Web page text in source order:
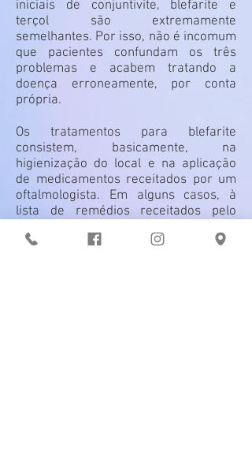
iniciais de conjuntivite, blefarite e
terçol são extremamente
semelhantes. Por isso, não é incomum
que pacientes confundam os três
problemas e acabem tratando a
doença erroneamente, por conta
própria.
Os tratamentos para blefarite
consistem, basicamente, na
higienização do local e na aplicação
de medicamentos receitados por um
oftalmologista. Em alguns casos, à
lista de remédios receitados pelo
corticóides. Além disso, o médico